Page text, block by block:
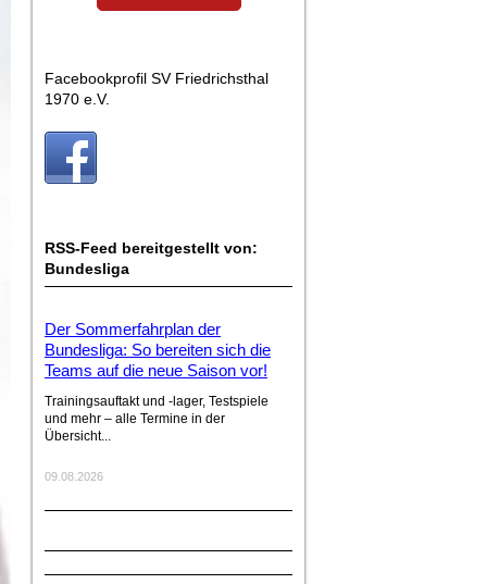
Facebookprofil SV Friedrichsthal
1970 e.V.
RSS-Feed bereitgestellt von:
Bundesliga
Der Sommerfahrplan der
Bundesliga: So bereiten sich die
Teams auf die neue Saison vor!
Trainingsauftakt und -lager, Testspiele
und mehr – alle Termine in der
Übersicht...
09.08.2026